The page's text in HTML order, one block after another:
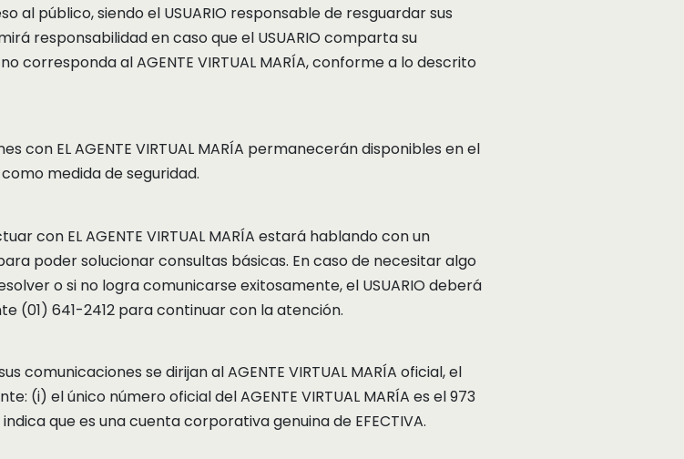
al público, siendo el USUARIO responsable de resguardar sus
responsabilidad en caso que el USUARIO comparta su
corresponda al AGENTE VIRTUAL MARÍA, conforme a lo descrito
con EL AGENTE VIRTUAL MARÍA permanecerán disponibles en el
medida de seguridad.
con EL AGENTE VIRTUAL MARÍA estará hablando con un
poder solucionar consultas básicas. En caso de necesitar algo
o si no logra comunicarse exitosamente, el USUARIO deberá
(01) 641-2412 para continuar con la atención.
comunicaciones se dirijan al AGENTE VIRTUAL MARÍA oficial, el
(i) el único número oficial del AGENTE VIRTUAL MARÍA es el 973
que es una cuenta corporativa genuina de EFECTIVA.